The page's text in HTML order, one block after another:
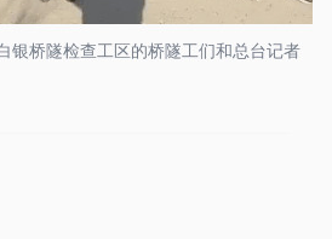
银桥隧检查工区的桥隧工们和总台记者